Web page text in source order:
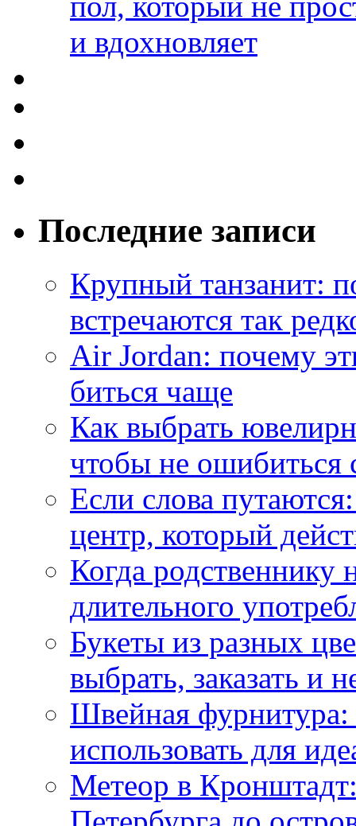
и вдохновляет
Последние записи
Крупный танзанит:
встречаются так
Air Jordan: почему
биться чаще
Как выбрать
чтобы не ошибиться
Если слова
центр, который
Когда
длительного
Букеты из разных
выбрать, заказать и
Швейная фурнитура:
использовать для
Метеор в